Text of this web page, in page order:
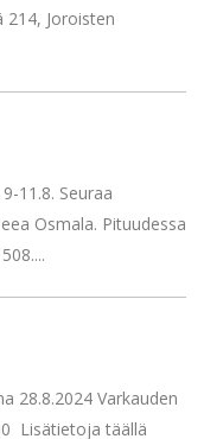
Joroisten
11.8. Seuraa
Osmala. Pituudessa
28.8.2024 Varkauden
Lisätietoja täällä